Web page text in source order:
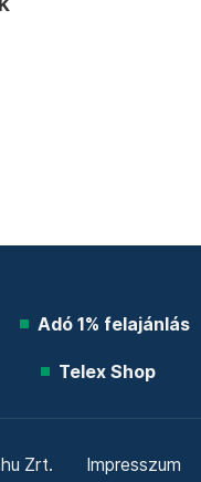
Adó 1% felajánlás
Telex Shop
Zrt. Impresszum